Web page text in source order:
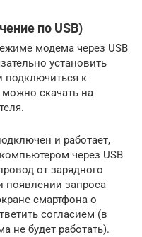
по USB)
модема через USB
установить
подключиться к
скачать на
и работает,
через USB
от зарядного
появлении запроса
смартфона о
согласием (в
не будет работать).